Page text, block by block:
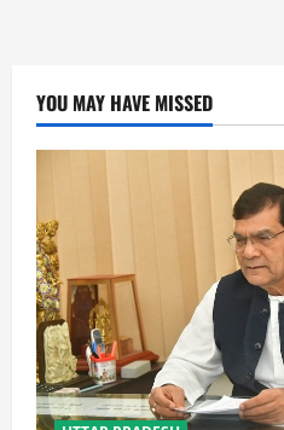
YOU MAY HAVE MISSED